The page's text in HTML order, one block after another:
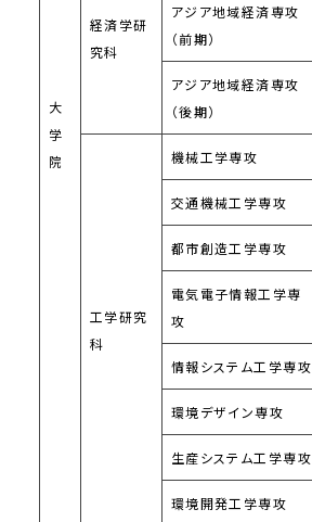
大
学
院
経済学研
究科
アジア地域経済専攻
（前期）
アジア地域経済専攻
（後期）
工学研究
科
機械工学専攻
交通機械工学専攻
都市創造工学専攻
電気電子情報工学専
攻
情報システム工学専攻
環境デザイン専攻
生産システム工学専攻
環境開発工学専攻